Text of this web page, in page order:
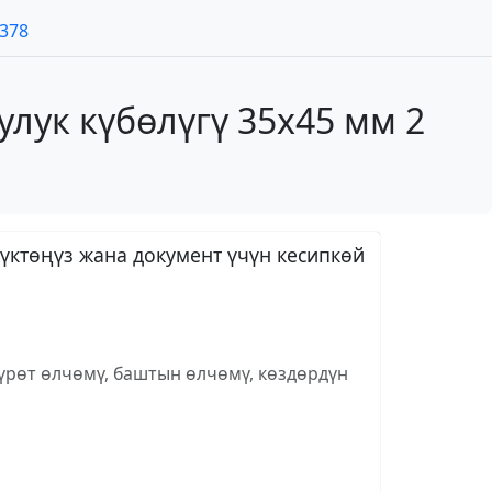
күбөлүгү 35х45 мм 2
жана документ үчүн кесипкөй
өлчөмү, баштын өлчөмү, көздөрдүн